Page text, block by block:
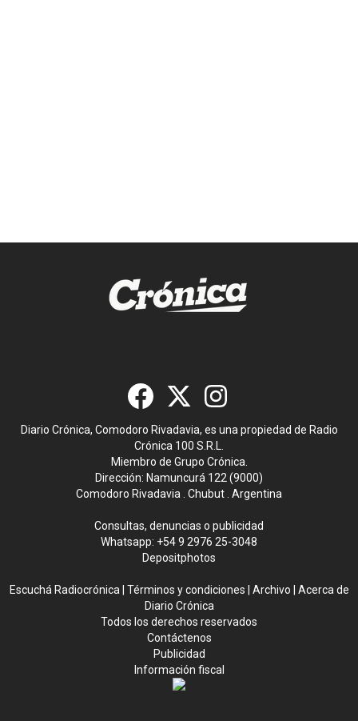
Diario Crónica, Comodoro Rivadavia, es una propiedad de Radio
Crónica 100 S.R.L.
Miembro de Grupo Crónica.
Dirección: Namuncurá 122 (9000)
Comodoro Rivadavia . Chubut . Argentina
Consultas, denuncias o publicidad
Whatsapp: +54 9 2976 25-3048
Depositphotos
Escuchá Radiocrónica Términos y condiciones Archivo
Acerca de
Diario Crónica
Todos los derechos reservados
Contáctenos
Publicidad
Información fiscal